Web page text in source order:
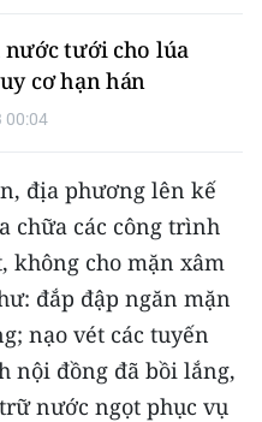
nước tưới cho lúa
cơ hạn hán
00:04
địa phương lên kế
chữa các công trình
không cho mặn xâm
đắp đập ngăn mặn
nạo vét các tuyến
nội đồng đã bồi lắng,
nước ngọt phục vụ